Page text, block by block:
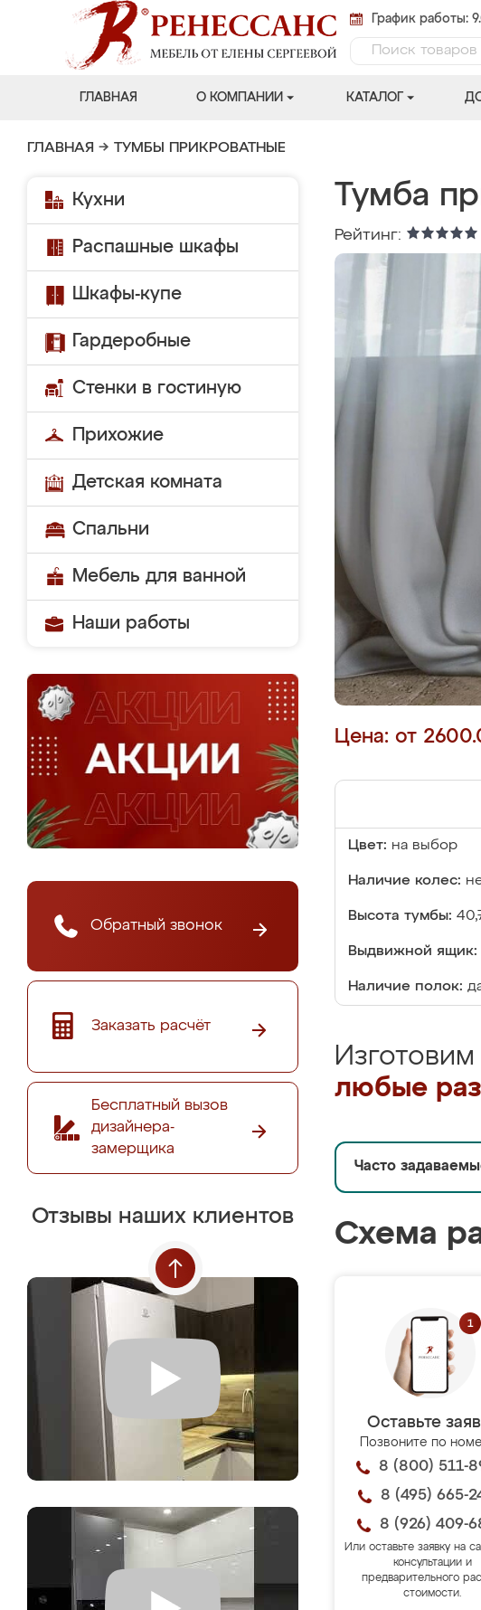
График работы:
ГЛАВНАЯ О КОМПАНИИ КАТАЛОГ
ГЛАВНАЯ → ТУМБЫ ПРИКРОВАТНЫЕ
Кухни
Распашные шкафы
Шкафы-купе
Гардеробные
Стенки в гостиную
Прихожие
Детская комната
Спальни
Мебель для ванной
Наши работы
Обратный звонок
Заказать расчёт
Бесплатный вызов
дизайнера-
замерщика
Отзывы наших клиентов
Тумба
Рейтинг:
Цена: от
Цвет: на выбор
Наличие колес:
Высота тумбы:
Выдвижной ящик:
Наличие полок:
любые
Часто
Схема
Оставьте
Позвоните по
8 (800) 511-
8 (495) 665-
8 (926) 409-
Или оставьте заявку на
консультации и
предварительного
стоимости.